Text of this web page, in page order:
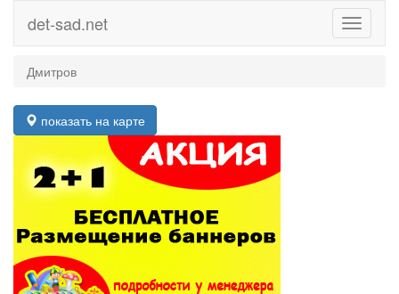
Toggle
det-sad.net
Дмитров
показать на карте